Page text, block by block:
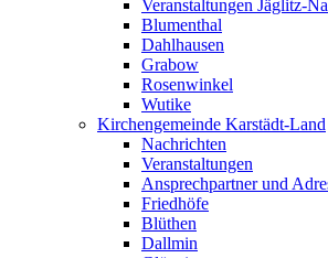
Veranstaltungen Jäglitz-
Blumenthal
Dahlhausen
Grabow
Rosenwinkel
Wutike
Kirchengemeinde Karstädt-Land
Nachrichten
Veranstaltungen
Ansprechpartner und
Friedhöfe
Blüthen
Dallmin